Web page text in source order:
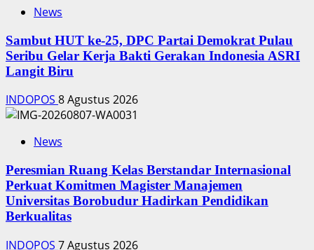
News
‎Sambut HUT ke-25, DPC Partai Demokrat Pulau
Seribu Gelar Kerja Bakti Gerakan Indonesia ASRI
Langit Biru
INDOPOS 8 Agustus 2026
News
Peresmian Ruang Kelas Berstandar Internasional
Perkuat Komitmen Magister Manajemen
Universitas Borobudur Hadirkan Pendidikan
Berkualitas
INDOPOS 7 Agustus 2026